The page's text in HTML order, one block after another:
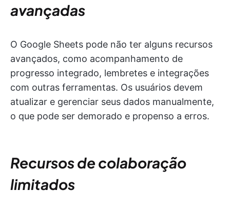
avançadas
O Google Sheets pode não ter alguns recursos
avançados, como acompanhamento de
progresso integrado, lembretes e integrações
com outras ferramentas. Os usuários devem
atualizar e gerenciar seus dados manualmente,
o que pode ser demorado e propenso a erros.
Recursos de colaboração
limitados